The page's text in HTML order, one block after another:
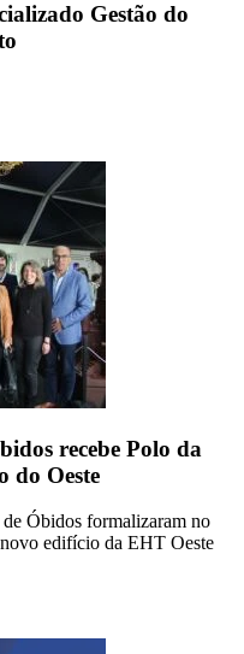
Gestão do
recebe Polo da
do Oeste
Óbidos formalizaram no
edifício da EHT Oeste